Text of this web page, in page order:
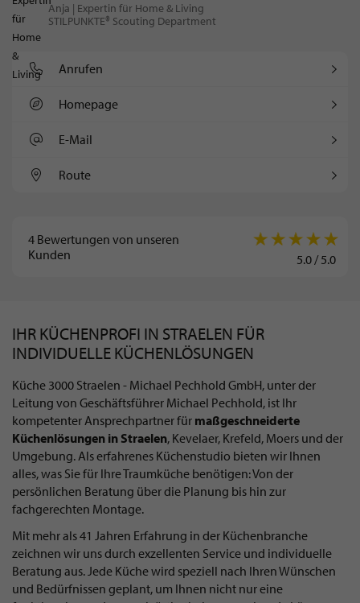
Anja | Expertin für Home & Living
STILPUNKTE® Scouting Department
Anrufen
Homepage
E-Mail
Route
4 Bewertungen von unseren
Kunden
5.0/5.0
IHR KÜCHENPROFI IN STRAELEN FÜR
INDIVIDUELLE KÜCHENLÖSUNGEN
Küche 3000 Straelen - Michael Pechhold GmbH, unter der
Leitung von Geschäftsführer Michael Pechhold, ist Ihr
kompetenter Ansprechpartner für maßgeschneiderte
Küchenlösungen in Straelen, Kevelaer, Krefeld, Moers und der
Umgebung. Als erfahrenes Küchenstudio bieten wir Ihnen
alles, was Sie für Ihre Traumküche benötigen: Von der
persönlichen Beratung über die Planung bis hin zur
fachgerechten Montage.
Mit mehr als 41 Jahren Erfahrung in der Küchenbranche
zeichnen wir uns durch exzellenten Service und individuelle
Beratung aus. Jede Küche wird speziell nach Ihren Wünschen
und Bedürfnissen geplant, um Ihnen nicht nur eine